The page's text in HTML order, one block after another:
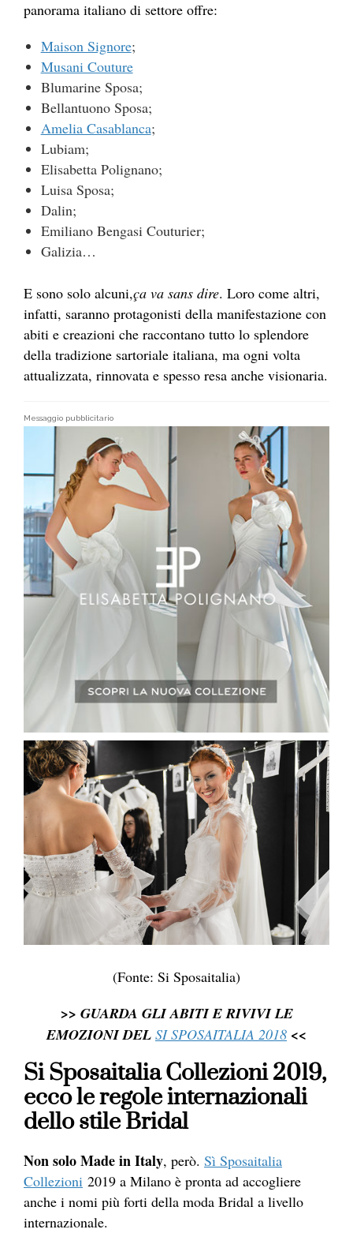
panorama italiano di settore offre:
Maison Signore;
Musani Couture
Blumarine Sposa;
Bellantuono Sposa;
Amelia Casablanca;
Lubiam;
Elisabetta Polignano;
Luisa Sposa;
Dalin;
Emiliano Bengasi Couturier;
Galizia…
E sono solo alcuni,ça va sans dire. Loro come altri,
infatti, saranno protagonisti della manifestazione con
abiti e creazioni che raccontano tutto lo splendore
della tradizione sartoriale italiana, ma ogni volta
attualizzata, rinnovata e spesso resa anche visionaria.
Messaggio pubblicitario
(Fonte: Si Sposaitalia)
>> GUARDA GLI ABITI E RIVIVI LE
EMOZIONI DEL SI SPOSAITALIA 2018 <<
Si Sposaitalia Collezioni 2019,
ecco le regole internazionali
dello stile Bridal
Non solo Made in Italy, però. Sì Sposaitalia
Collezioni 2019 a Milano è pronta ad accogliere
anche i nomi più forti della moda Bridal a livello
internazionale.